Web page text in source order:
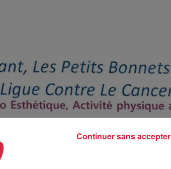
Continuer sans accepter